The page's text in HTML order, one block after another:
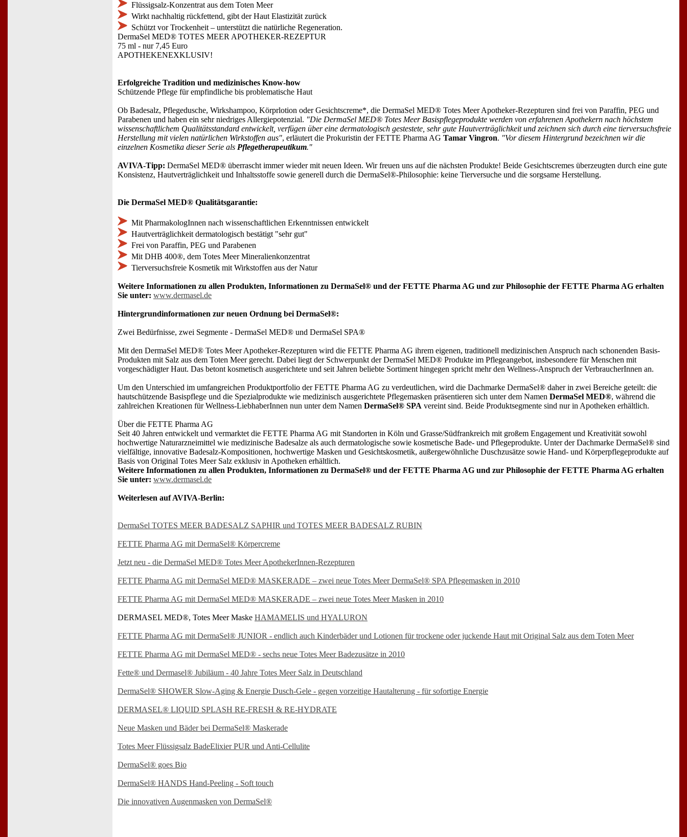
Flüssigsalz-Konzentrat aus dem Toten Meer
Wirkt nachhaltig rückfettend, gibt der Haut Elastizität zurück
Schützt vor Trockenheit – unterstützt die natürliche Regeneration.
DermaSel MED® TOTES MEER APOTHEKER-REZEPTUR
75 ml - nur 7,45 Euro
APOTHEKENEXKLUSIV!
Erfolgreiche Tradition und medizinisches Know-how
Schützende Pflege für empfindliche bis problematische Haut
Ob Badesalz, Pflegedusche, Wirkshampoo, Körprlotion oder Gesichtscreme*, die DermaSel MED® Totes Meer Apotheker-Rezepturen sind frei von Paraffin, PEG und
Parabenen und haben ein sehr niedriges Allergiepotenzial. "Die DermaSel MED® Totes Meer Basispflegeprodukte werden von erfahrenen Apothekern nach höchstem
wissenschaftlichem Qualitätsstandard entwickelt, verfügen über eine dermatologisch gestestete, sehr gute Hautverträglichkeit und zeichnen sich durch eine tierversuchsfreie
Herstellung mit vielen natürlichen Wirkstoffen aus", erläutert die Prokuristin der FETTE Pharma AG Tamar Vingron. "Vor diesem Hintergrund bezeichnen wir die
einzelnen Kosmetika dieser Serie als Pflegetherapeutikum."
AVIVA-Tipp: DermaSel MED® überrascht immer wieder mit neuen Ideen. Wir freuen uns auf die nächsten Produkte! Beide Gesichtscremes überzeugten durch eine gute
Konsistenz, Hautverträglichkeit und Inhaltsstoffe sowie generell durch die DermaSel®-Philosophie: keine Tierversuche und die sorgsame Herstellung.
Die DermaSel MED® Qualitätsgarantie:
Mit PharmakologInnen nach wissenschaftlichen Erkenntnissen entwickelt
Hautverträglichkeit dermatologisch bestätigt "sehr gut"
Frei von Paraffin, PEG und Parabenen
Mit DHB 400®, dem Totes Meer Mineralienkonzentrat
Tierversuchsfreie Kosmetik mit Wirkstoffen aus der Natur
Weitere Informationen zu allen Produkten, Informationen zu DermaSel® und der FETTE Pharma AG und zur Philosophie der FETTE Pharma AG erhalten
Sie unter: www.dermasel.de
Hintergrundinformationen zur neuen Ordnung bei DermaSel®:
Zwei Bedürfnisse, zwei Segmente - DermaSel MED® und DermaSel SPA®
Mit den DermaSel MED® Totes Meer Apotheker-Rezepturen wird die FETTE Pharma AG ihrem eigenen, traditionell medizinischen Anspruch nach schonenden Basis-
Produkten mit Salz aus dem Toten Meer gerecht. Dabei liegt der Schwerpunkt der DermaSel MED® Produkte im Pflegeangebot, insbesondere für Menschen mit
vorgeschädigter Haut. Das betont kosmetisch ausgerichtete und seit Jahren beliebte Sortiment hingegen spricht mehr den Wellness-Anspruch der VerbraucherInnen an.
Um den Unterschied im umfangreichen Produktportfolio der FETTE Pharma AG zu verdeutlichen, wird die Dachmarke DermaSel® daher in zwei Bereiche geteilt: die
hautschützende Basispflege und die Spezialprodukte wie medizinisch ausgerichtete Pflegemasken präsentieren sich unter dem Namen DermaSel MED®, während die
zahlreichen Kreationen für Wellness-LiebhaberInnen nun unter dem Namen DermaSel® SPA vereint sind. Beide Produktsegmente sind nur in Apotheken erhältlich.
Über die FETTE Pharma AG
Seit 40 Jahren entwickelt und vermarktet die FETTE Pharma AG mit Standorten in Köln und Grasse/Südfrankreich mit großem Engagement und Kreativität sowohl
hochwertige Naturarzneimittel wie medizinische Badesalze als auch dermatologische sowie kosmetische Bade- und Pflegeprodukte. Unter der Dachmarke DermaSel® sind
vielfältige, innovative Badesalz-Kompositionen, hochwertige Masken und Gesichtskosmetik, außergewöhnliche Duschzusätze sowie Hand- und Körperpflegeprodukte auf
Basis von Original Totes Meer Salz exklusiv in Apotheken erhältlich.
Weitere Informationen zu allen Produkten, Informationen zu DermaSel® und der FETTE Pharma AG und zur Philosophie der FETTE Pharma AG erhalten
Sie unter: www.dermasel.de
Weiterlesen auf AVIVA-Berlin:
DermaSel TOTES MEER BADESALZ SAPHIR und TOTES MEER BADESALZ RUBIN
FETTE Pharma AG mit DermaSel® Körpercreme
Jetzt neu - die DermaSel MED® Totes Meer ApothekerInnen-Rezepturen
FETTE Pharma AG mit DermaSel MED® MASKERADE – zwei neue Totes Meer DermaSel® SPA Pflegemasken in 2010
FETTE Pharma AG mit DermaSel MED® MASKERADE – zwei neue Totes Meer Masken in 2010
DERMASEL MED®, Totes Meer Maske HAMAMELIS und HYALURON
FETTE Pharma AG mit DermaSel® JUNIOR - endlich auch Kinderbäder und Lotionen für trockene oder juckende Haut mit Original Salz aus dem Toten Meer
FETTE Pharma AG mit DermaSel MED® - sechs neue Totes Meer Badezusätze in 2010
Fette® und Dermasel® Jubiläum - 40 Jahre Totes Meer Salz in Deutschland
DermaSel® SHOWER Slow-Aging & Energie Dusch-Gele - gegen vorzeitige Hautalterung - für sofortige Energie
DERMASEL® LIQUID SPLASH RE-FRESH & RE-HYDRATE
Neue Masken und Bäder bei DermaSel® Maskerade
Totes Meer Flüssigsalz BadeElixier PUR und Anti-Cellulite
DermaSel® goes Bio
DermaSel® HANDS Hand-Peeling - Soft touch
Die innovativen Augenmasken von DermaSel®